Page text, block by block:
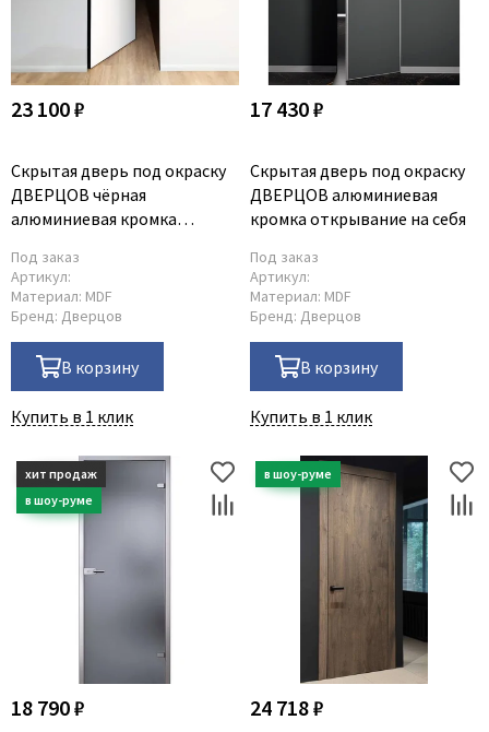
23 100 ₽
Скрытая дверь под окраску
ДВЕРЦОВ чёрная
алюминиевая кромка
Под заказ
Артикул:
Материал: MDF
Бренд: Дверцов
В корзину
Купить в 1 клик
17 430 ₽
Скрытая дверь под окраску
ДВЕРЦОВ алюминиевая
кромка открывание на себя
Под заказ
Артикул:
Материал: MDF
Бренд: Дверцов
В корзину
Купить в 1 клик
18 790 ₽ 24 718 ₽